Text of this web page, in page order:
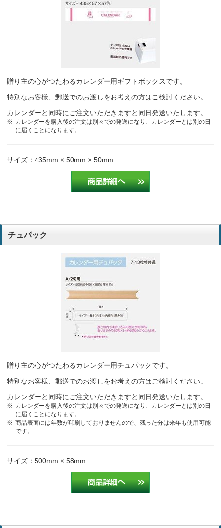
贈り主の心がつたわるカレンダー用ギフトボックスです。
特別なお客様、郵送でのお渡しをお考えの方はご検討ください。
カレンダーと同時にご注文いただきますと同日発送いたします。
カレンダーを購入後の注文は別々での発送になり、カレンダーとは別の日
に届くことになります。
サイズ：435mm × 50mm × 50mm
チュパック
贈り主の心がつたわるカレンダー用チュパックです。
特別なお客様、郵送でのお渡しをお考えの方はご検討ください。
カレンダーと同時にご注文いただきますと同日発送いたします。
カレンダーを購入後の注文は別々での発送になり、カレンダーとは別の日
に届くことになります。
商品表面には年数が印刷しておりませんので、残った分は来年も使用可能
です。
サイズ：500mm × 58mm